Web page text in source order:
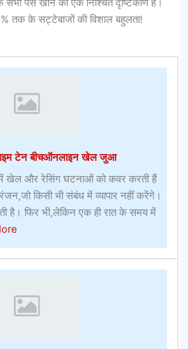
पैसे खोने का एक निश्चित दृष्टिकोण है।
तक के सट्टेबाजों की विशाल बहुलता!
टेन बीचऑनलाइन खेल जुआ
खेल और रेसिंग घटनाओं को कवर करती हैं
किसी भी संबंध में व्यापार नहीं करेंगे।
है। फिर भी,लेकिन एक ही रात के समय में
about
अमेरिका
में
टेन
बीचऑनलाइन